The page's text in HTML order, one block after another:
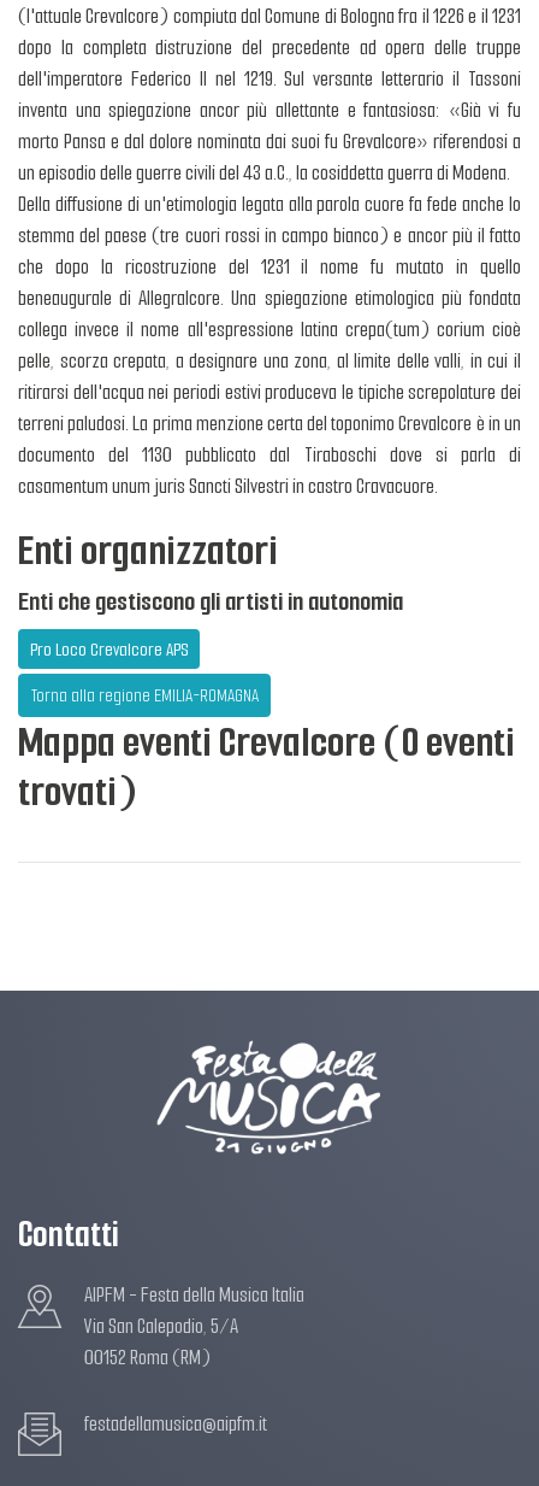
(l'attuale Crevalcore) compiuta dal Comune di Bologna fra il 1226 e il 1231
dopo la completa distruzione del precedente ad opera delle truppe
dell'imperatore Federico II nel 1219. Sul versante letterario il Tassoni
inventa una spiegazione ancor più allettante e fantasiosa: «Già vi fu
morto Pansa e dal dolore nominata dai suoi fu Grevalcore» riferendosi a
un episodio delle guerre civili del 43 a.C., la cosiddetta guerra di Modena.
Della diffusione di un'etimologia legata alla parola cuore fa fede anche lo
stemma del paese (tre cuori rossi in campo bianco) e ancor più il fatto
che dopo la ricostruzione del 1231 il nome fu mutato in quello
beneaugurale di Allegralcore. Una spiegazione etimologica più fondata
collega invece il nome all'espressione latina crepa(tum) corium cioè
pelle, scorza crepata, a designare una zona, al limite delle valli, in cui il
ritirarsi dell'acqua nei periodi estivi produceva le tipiche screpolature dei
terreni paludosi. La prima menzione certa del toponimo Crevalcore è in un
documento del 1130 pubblicato dal Tiraboschi dove si parla di
casamentum unum juris Sancti Silvestri in castro Cravacuore.
Enti organizzatori
Enti che gestiscono gli artisti in autonomia
Pro Loco Crevalcore APS
Torna alla regione EMILIA-ROMAGNA
Mappa eventi Crevalcore (0 eventi
trovati)
Contatti
AIPFM - Festa della Musica Italia
Via San Calepodio, 5/A
00152 Roma (RM)
festadellamusica@aipfm.it